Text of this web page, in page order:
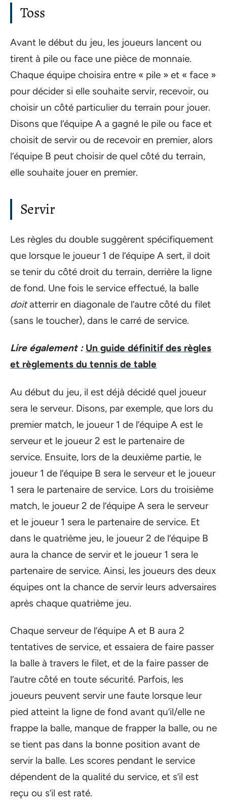
Toss
Avant le début du jeu, les joueurs lancent ou
tirent à pile ou face une pièce de monnaie.
Chaque équipe choisira entre « pile » et « face »
pour décider si elle souhaite servir, recevoir, ou
choisir un côté particulier du terrain pour jouer.
Disons que l’équipe A a gagné le pile ou face et
choisit de servir ou de recevoir en premier, alors
l’équipe B peut choisir de quel côté du terrain,
elle souhaite jouer en premier.
Servir
Les règles du double suggèrent spécifiquement
que lorsque le joueur 1 de l’équipe A sert, il doit
se tenir du côté droit du terrain, derrière la ligne
de fond. Une fois le service effectué, la balle
doitatterrir en diagonale de l’autre côté du filet
(sans le toucher), dans le carré de service.
Lire également : Un guide définitif des règles
et règlements du tennis de table
Au début du jeu, il est déjà décidé quel joueur
sera le serveur. Disons, par exemple, que lors du
premier match, le joueur 1 de l’équipe A est le
serveur et le joueur 2 est le partenaire de
service. Ensuite, lors de la deuxième partie, le
joueur 1 de l’équipe B sera le serveur et le joueur
1 sera le partenaire de service. Lors du troisième
match, le joueur 2 de l’équipe A sera le serveur
et le joueur 1 sera le partenaire de service. Et
dans le quatrième jeu, le joueur 2 de l’équipe B
aura la chance de servir et le joueur 1 sera le
partenaire de service. Ainsi, les joueurs des deux
équipes ont la chance de servir leurs adversaires
après chaque quatrième jeu.
Chaque serveur de l’équipe A et B aura 2
tentatives de service, et essaiera de faire passer
la balle à travers le filet, et de la faire passer de
l’autre côté en toute sécurité. Parfois, les
joueurs peuvent servir une faute lorsque leur
pied atteint la ligne de fond avant qu’il/elle ne
frappe la balle, manque de frapper la balle, ou ne
se tient pas dans la bonne position avant de
servir la balle. Les scores pendant le service
dépendent de la qualité du service, et s’il est
reçu ou s’il est raté.